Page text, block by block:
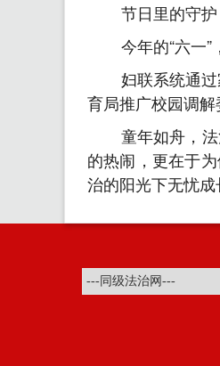
节日里的守
今年的“六一
妇联系统通
育局推广校园调解
童年如舟，
的热闹，更在于
治的阳光下无忧成